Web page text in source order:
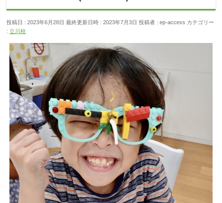
投稿日 : 2023年6月28日 最終更新日時 : 2023年7月3日 投稿者 :ep-access カテゴリー
:立川校